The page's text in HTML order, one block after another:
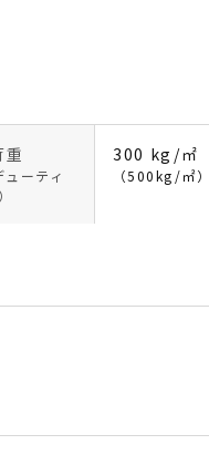
重
ューティ
300 kg/㎡
（500kg/㎡）